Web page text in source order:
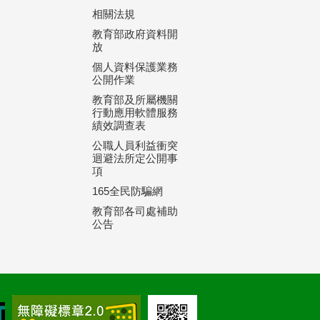
相關法規
教育部政府資料開
放
個人資料保護業務
公開作業
教育部及所屬機關
行動應用軟體服務
績效調查表
公職人員利益衝突
迴避法所定公開事
項
165全民防騙網
教育部各司處補助
公告